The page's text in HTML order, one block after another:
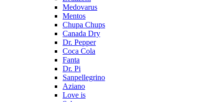
Medovarus
Mentos
Chupa Chups
Canada Dry
Dr. Pepper
Coca Cola
Fanta
Dr. Pi
Sanpellegrino
Aziano
Love is